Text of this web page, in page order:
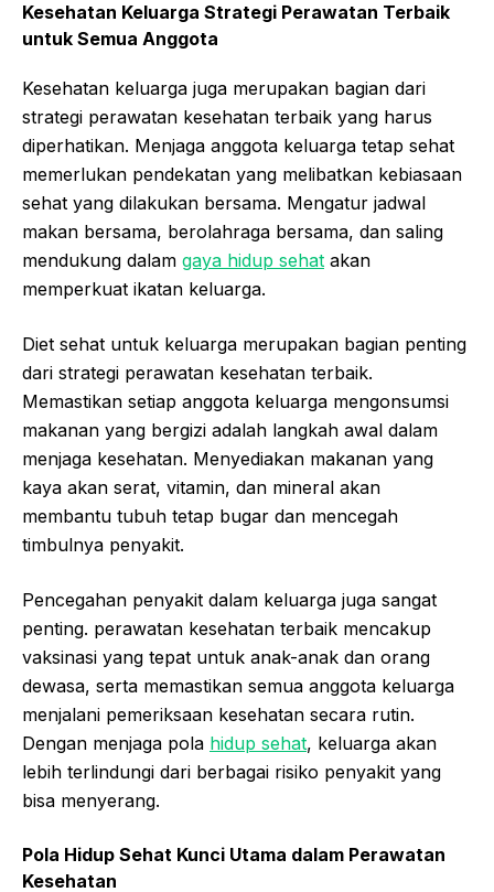
Kesehatan Keluarga Strategi Perawatan Terbaik
untuk Semua Anggota
Kesehatan keluarga juga merupakan bagian dari
strategi perawatan kesehatan terbaik yang harus
diperhatikan. Menjaga anggota keluarga tetap sehat
memerlukan pendekatan yang melibatkan kebiasaan
sehat yang dilakukan bersama. Mengatur jadwal
makan bersama, berolahraga bersama, dan saling
mendukung dalam gaya hidup sehat akan
memperkuat ikatan keluarga.
Diet sehat untuk keluarga merupakan bagian penting
dari strategi perawatan kesehatan terbaik.
Memastikan setiap anggota keluarga mengonsumsi
makanan yang bergizi adalah langkah awal dalam
menjaga kesehatan. Menyediakan makanan yang
kaya akan serat, vitamin, dan mineral akan
membantu tubuh tetap bugar dan mencegah
timbulnya penyakit.
Pencegahan penyakit dalam keluarga juga sangat
penting. perawatan kesehatan terbaik mencakup
vaksinasi yang tepat untuk anak-anak dan orang
dewasa, serta memastikan semua anggota keluarga
menjalani pemeriksaan kesehatan secara rutin.
Dengan menjaga pola hidup sehat, keluarga akan
lebih terlindungi dari berbagai risiko penyakit yang
bisa menyerang.
Pola Hidup Sehat Kunci Utama dalam Perawatan
Kesehatan